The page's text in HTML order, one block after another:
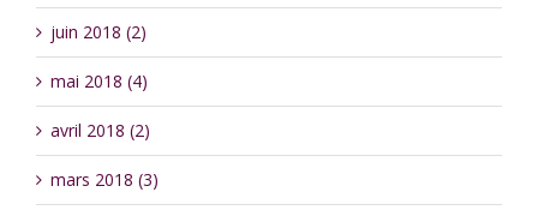
juin 2018 (2)
mai 2018 (4)
avril 2018 (2)
mars 2018 (3)